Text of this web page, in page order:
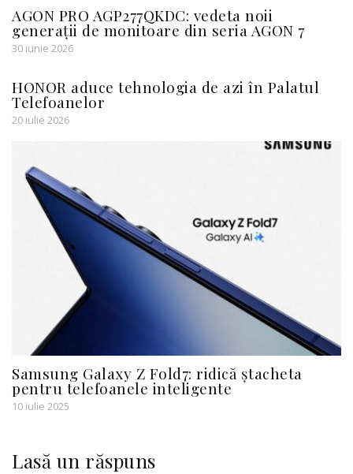
AGON PRO AGP277QKDC: vedeta noii
generații de monitoare din seria AGON 7
30 iunie 2026
HONOR aduce tehnologia de azi în Palatul
Telefoanelor
20 iulie 2026
Samsung Galaxy Z Fold7: ridică ștacheta
pentru telefoanele inteligente
10 iulie 2025
Lasă un răspuns